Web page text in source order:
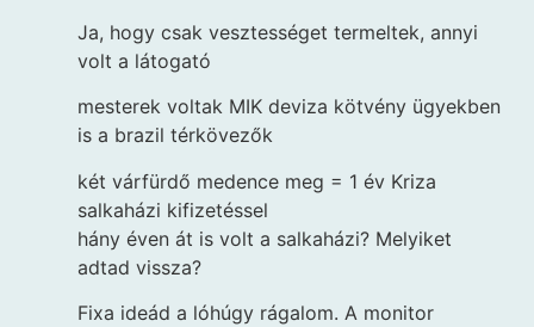
Ja, hogy csak vesztességet termeltek, annyi
volt a látogató
mesterek voltak MIK deviza kötvény ügyekben
is a brazil térkövezők
két várfürdő medence meg = 1 év Kriza
salkaházi kifizetéssel
hány éven át is volt a salkaházi? Melyiket
adtad vissza?
Fixa ideád a lóhúgy rágalom. A monitor